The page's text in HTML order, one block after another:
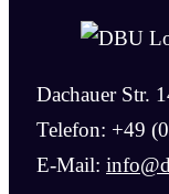
Dachauer Str.
Telefon: +49
E-Mail: